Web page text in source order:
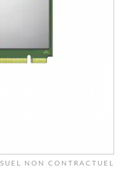
NON CONTRACTUEL